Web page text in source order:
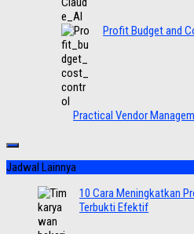
Profit Budget and
Practical Vendor
Jadwal Lainnya
10 Cara Meningkatkan
Terbukti Efektif